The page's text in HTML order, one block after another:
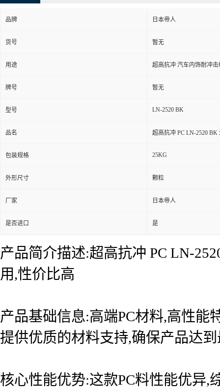
品牌 日本帝人
货号 暂无
用途 超高抗冲 汽车内饰耐冲击
牌号 暂无
型号 LN-2520 BK
品名 超高抗冲 PC LN-2520
包装规格 25KG
外形尺寸 颗粒
厂家 日本帝人
是否进口 是
产品简介描述:超高抗冲 PC LN-
用,性价比高
产品基础信息:高端PC材料,高性能
提供优质的材料支持,确保产品达
核心性能优势:这款PC料性能优异,